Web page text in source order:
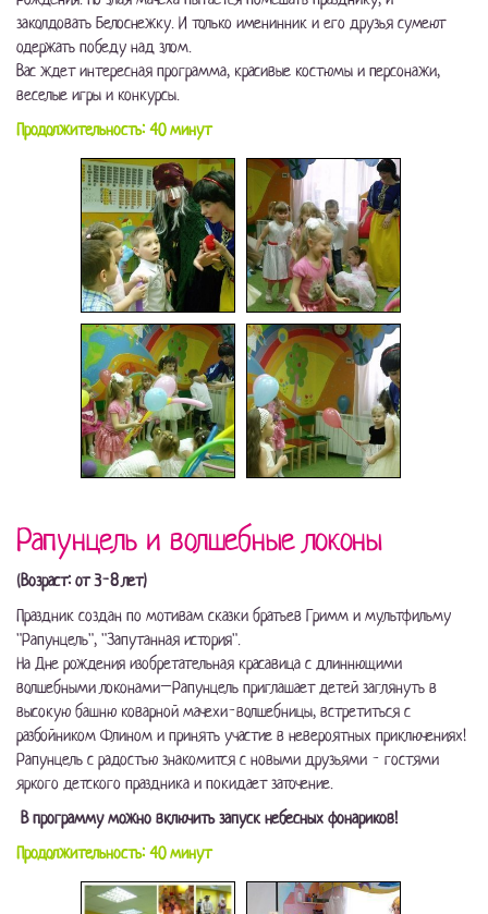
заколдовать Белоснежку. И только именинник и его друзья сумеют
одержать победу над злом.
Вас ждет интересная программа, красивые костюмы и персонажи,
веселые игры и конкурсы.
Продолжительность: 40 минут
Рапунцель и волшебные локоны
(Возраст: от 3-8 лет)
Праздник создан по мотивам сказки братьев Гримм и мультфильму
"Рапунцель", "Запутанная история".
На Дне рождения изобретательная красавица с длиннющими
волшебными локонами–Рапунцель приглашает детей заглянуть в
высокую башню коварной мачехи-волшебницы, встретиться с
разбойником Флином и принять участие в невероятных приключениях!
Рапунцель с радостью знакомится с новыми друзьями - гостями
яркого детского праздника и покидает заточение.
В программу можно включить запуск небесных фонариков!
Продолжительность: 40 минут